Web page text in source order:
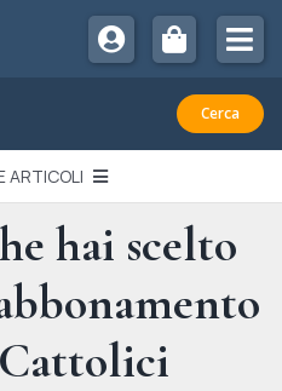
Cerca
ARTICOLI
NUMERO
hai scelto